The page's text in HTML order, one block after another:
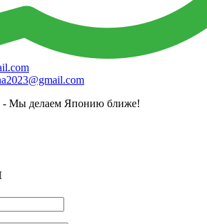
- Мы делаем Японию ближе!